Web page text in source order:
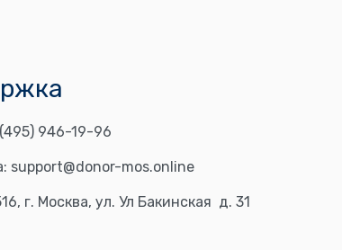
946-19-96
support@donor-mos.online
г. Москва, ул. Ул Бакинская д. 31